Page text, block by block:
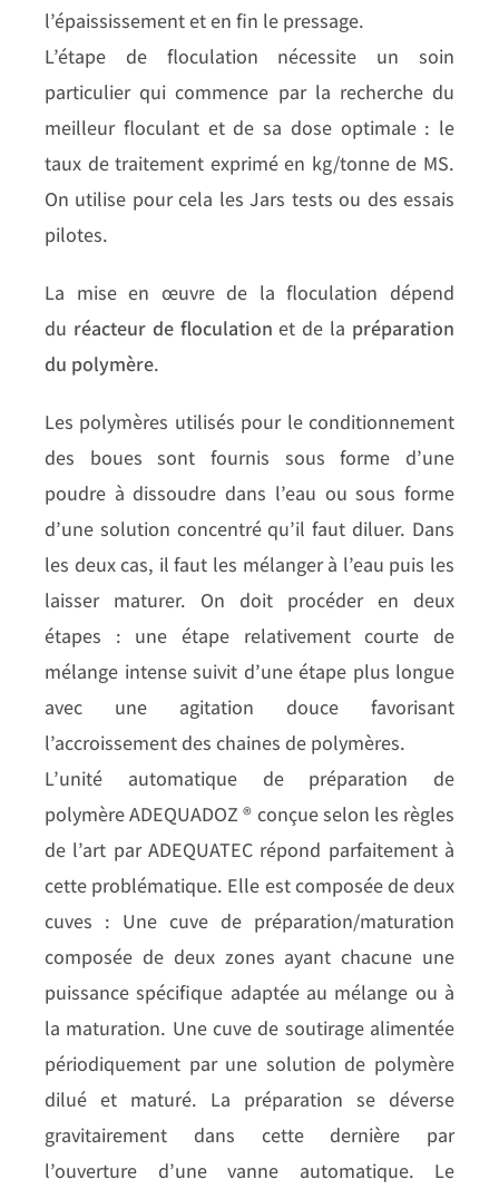
l’épaississement et en fin le pressage.
L’étape de floculation nécessite un soin
particulier qui commence par la recherche du
meilleur floculant et de sa dose optimale : le
taux de traitement exprimé en kg/tonne de MS.
On utilise pour cela les Jars tests ou des essais
pilotes.
La mise en œuvre de la floculation dépend
du réacteur de floculation et de la préparation
du polymère.
Les polymères utilisés pour le conditionnement
des boues sont fournis sous forme d’une
poudre à dissoudre dans l’eau ou sous forme
d’une solution concentré qu’il faut diluer. Dans
les deux cas, il faut les mélanger à l’eau puis les
laisser maturer. On doit procéder en deux
étapes : une étape relativement courte de
mélange intense suivit d’une étape plus longue
avec une agitation douce favorisant
l’accroissement des chaines de polymères.
L’unité automatique de préparation de
polymère ADEQUADOZ ® conçue selon les règles
de l’art par ADEQUATEC répond parfaitement à
cette problématique. Elle est composée de deux
cuves : Une cuve de préparation/maturation
composée de deux zones ayant chacune une
puissance spécifique adaptée au mélange ou à
la maturation. Une cuve de soutirage alimentée
périodiquement par une solution de polymère
dilué et maturé. La préparation se déverse
gravitairement dans cette dernière par
l’ouverture d’une vanne automatique. Le